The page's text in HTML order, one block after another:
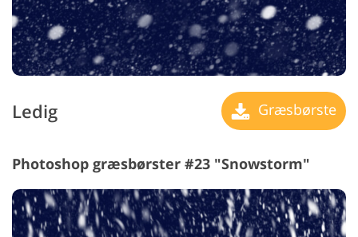
Ledig Græsbørste
Photoshop græsbørster #23 "Snowstorm"